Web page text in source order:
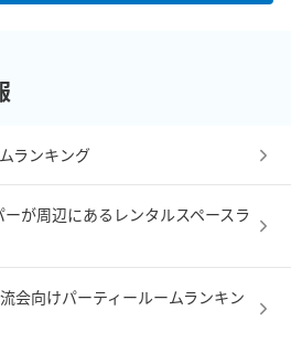
ランキング
が周辺にあるレンタルスペースラ
会向けパーティールームランキン